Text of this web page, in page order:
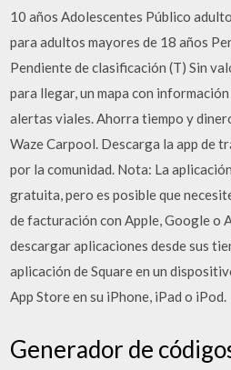
10 años Adolescentes Público
para adultos mayores de 18 años
Pendiente de clasificación (T) Sin
para llegar, un mapa con
alertas viales. Ahorra tiempo y
Waze Carpool. Descarga la app de
por la comunidad. Nota: La
gratuita, pero es posible que
de facturación con Apple, Google o
descargar aplicaciones desde sus
aplicación de Square en un
App Store en su iPhone, iPad o iPod.
Generador de